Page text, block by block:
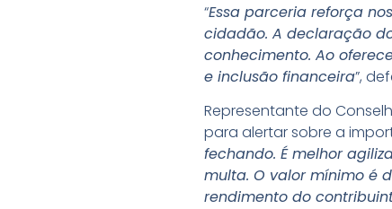
“Essa parceria reforça
cidadão. A declaração
conhecimento. Ao
e inclusão financeira”,
Representante do
para alertar sobre a
fechando. É melhor
multa. O valor mínimo é
rendimento do